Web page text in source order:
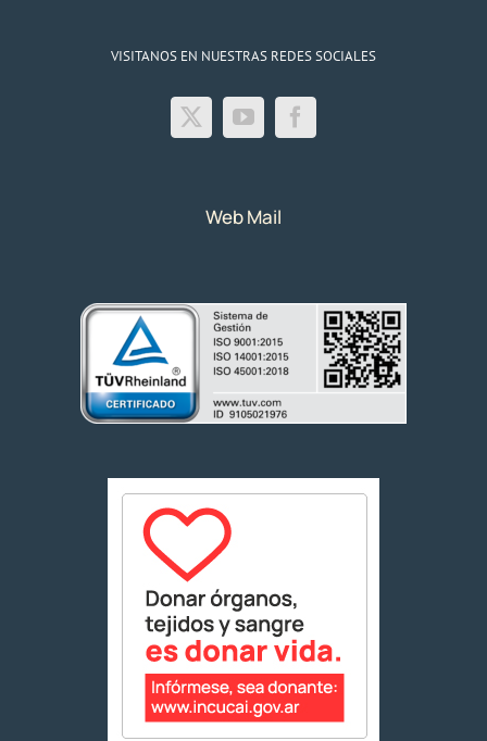
VISITANOS EN NUESTRAS REDES SOCIALES
Web Mail